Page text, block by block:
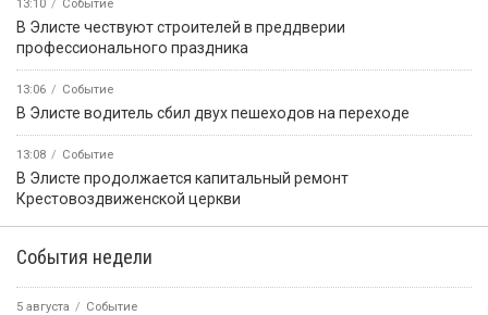
13:10 Событие
В Элисте чествуют строителей в преддверии
профессионального праздника
13:06 Событие
В Элисте водитель сбил двух пешеходов на переходе
13:08 Событие
В Элисте продолжается капитальный ремонт
Крестовоздвиженской церкви
События недели
5 августа Событие